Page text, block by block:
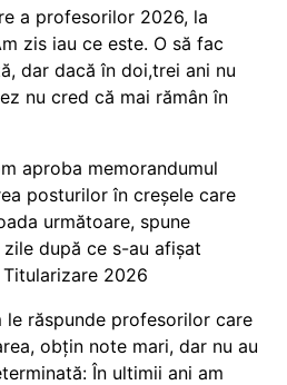
a profesorilor 2026, la
zis iau ce este. O să fac
dar dacă în doi,trei ani nu
nu cred că mai rămân în
aproba memorandumul
posturilor în creșele care
următoare, spune
după ce s-au afișat
2026
le răspunde profesorilor care
obțin note mari, dar nu au
În ultimii ani am